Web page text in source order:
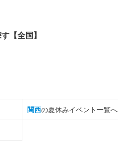
【全国】
関西の夏休みイベント一覧へ